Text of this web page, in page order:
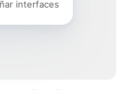
interfaces